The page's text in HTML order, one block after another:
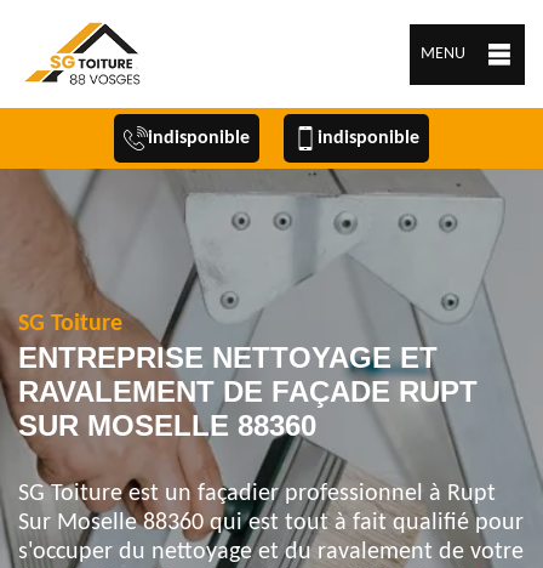
MENU
indisponible indisponible
SG Toiture
ENTREPRISE NETTOYAGE ET
RAVALEMENT DE FAÇADE RUPT
SUR MOSELLE 88360
SG Toiture est un façadier professionnel à Rupt
Sur Moselle 88360 qui est tout à fait qualifié pour
s'occuper du nettoyage et du ravalement de votre